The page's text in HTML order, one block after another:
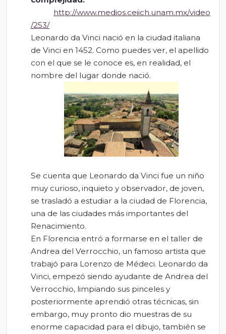
http://www.medios.ceiich.unam.mx/video
/253/
Leonardo da Vinci nació en la ciudad italiana
de Vinci en 1452. Como puedes ver, el apellido
con el que se le conoce es, en realidad, el
nombre del lugar donde nació.
Se cuenta que Leonardo da Vinci fue un niño
muy curioso, inquieto y observador, de joven,
se trasladó a estudiar a la ciudad de Florencia,
una de las ciudades más importantes del
Renacimiento.
En Florencia entró a formarse en el taller de
Andrea del Verrocchio, un famoso artista que
trabajó para Lorenzo de Médeci. Leonardo da
Vinci, empezó siendo ayudante de Andrea del
Verrocchio, limpiando sus pinceles y
posteriormente aprendió otras técnicas, sin
embargo, muy pronto dio muestras de su
enorme capacidad para el dibujo, también se